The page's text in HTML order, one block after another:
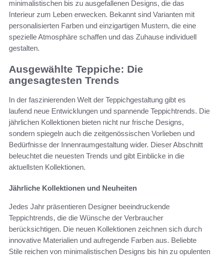
minimalistischen bis zu ausgefallenen Designs, die das
Interieur zum Leben erwecken. Bekannt sind Varianten mit
personalisierten Farben und einzigartigen Mustern, die eine
spezielle Atmosphäre schaffen und das Zuhause individuell
gestalten.
Ausgewählte Teppiche: Die
angesagtesten Trends
In der faszinierenden Welt der Teppichgestaltung gibt es
laufend neue Entwicklungen und spannende Teppichtrends. Die
jährlichen Kollektionen bieten nicht nur frische Designs,
sondern spiegeln auch die zeitgenössischen Vorlieben und
Bedürfnisse der Innenraumgestaltung wider. Dieser Abschnitt
beleuchtet die neuesten Trends und gibt Einblicke in die
aktuellsten Kollektionen.
Jährliche Kollektionen und Neuheiten
Jedes Jahr präsentieren Designer beeindruckende
Teppichtrends, die die Wünsche der Verbraucher
berücksichtigen. Die neuen Kollektionen zeichnen sich durch
innovative Materialien und aufregende Farben aus. Beliebte
Stile reichen von minimalistischen Designs bis hin zu opulenten